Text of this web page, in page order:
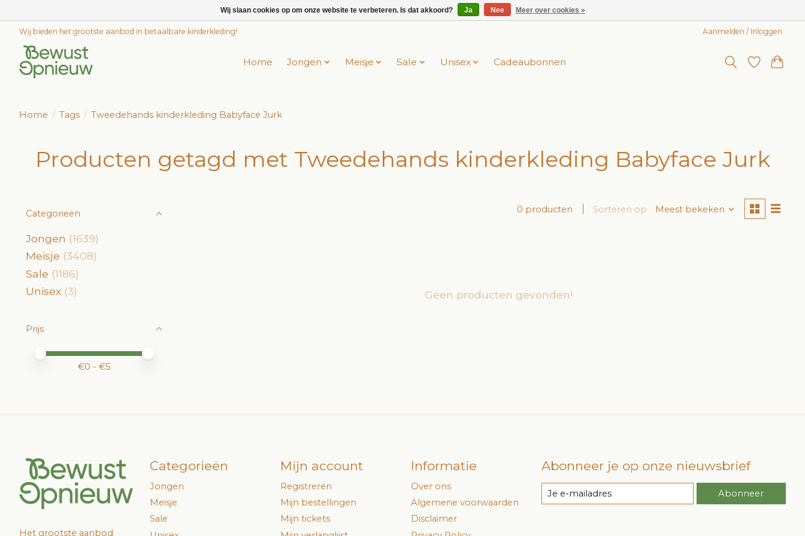
Wij bieden het grootste aanbod in betaalbare kinderkleding! Aanmelden / Inloggen
Home Jongen Meisje Sale Unisex Cadeaubonnen
Home / Tags / Tweedehands kinderkleding Babyface Jurk
Producten getagd met Tweedehands kinderkleding Babyface Jurk
Categorieën
Jongen (1639)
Meisje (3408)
Sale (1186)
Unisex (3)
Prijs
Minimale prijswaarde
Price maximum value
€0 - €5
0 producten Sorteren op Meest bekeken
Geen producten gevonden!
Het grootste aanbod
Categorieën
Jongen
Meisje
Sale
Mijn account
Registreren
Mijn bestellingen
Mijn tickets
Informatie
Over ons
Algemene voorwaarden
Disclaimer
Abonneer je op onze nieuwsbrief
Abonneer
Wij slaan cookies op om onze website te verbeteren. Is dat akkoord? Ja Nee Meer over cookies »